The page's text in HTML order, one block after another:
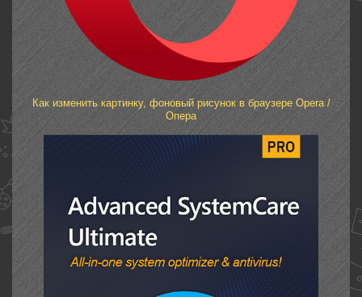
Как изменить картинку, фоновый рисунок в браузере Opera /
Опера